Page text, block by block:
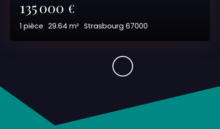
135 000 €
1 pièce 29.64 m² Strasbourg 67000